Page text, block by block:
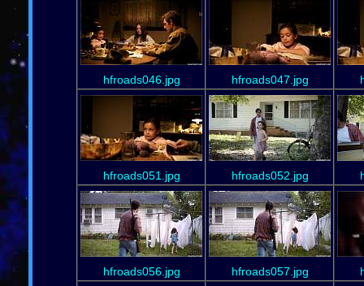
hfroads046.jpg hfroads047.jpg
hfroads051.jpg hfroads052.jpg
hfroads056.jpg hfroads057.jpg